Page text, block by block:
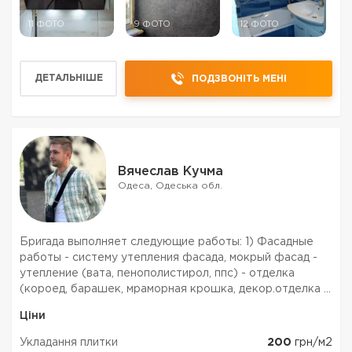
11 ФОТО 9 ФОТО 12 ФОТО
ДЕТАЛЬНІШЕ ПОДЗВОНІТЬ МЕНІ
Вячеслав Кучма
Одеса, Одеська обл.
Бригада выполняет следующие работы: 1) Фасадные
работы - систему утепления фасада, мокрый фасад -
утепление (вата, пенополистирол, ппс) - отделка
(короед, барашек, мраморная крошка, декор.отделка )
фасадов. 2) Плиточные работы ( Укладка плитки) Д...
Ціни
Укладання плитки 200 грн/м2